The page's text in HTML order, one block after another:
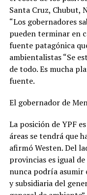
Santa Cruz, Chubut,
“Los gobernadores
pueden terminar en
fuente patagónica
ambientalistas “Se
de todo. Es mucha
fuente.
El gobernador de
La posición de YPF
áreas se tendrá que
afirmó Westen. Del
provincias es igual
nunca podría asumir
y subsidiaria del